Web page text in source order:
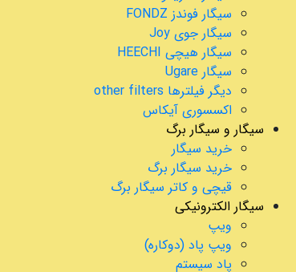
سیگار فوندز FONDZ
سیگار جوی Joy
سیگار هیچی HEECHI
سیگار Ugare
دیگر فیلترها other filters
اکسسوری آیکاس
سیگار و سیگار برگ
خرید سیگار
خرید سیگار برگ
قیچی و کاتر سیگار برگ
سیگار الکترونیکی
ویپ
ویپ پاد (دوکاره)
پاد سیستم